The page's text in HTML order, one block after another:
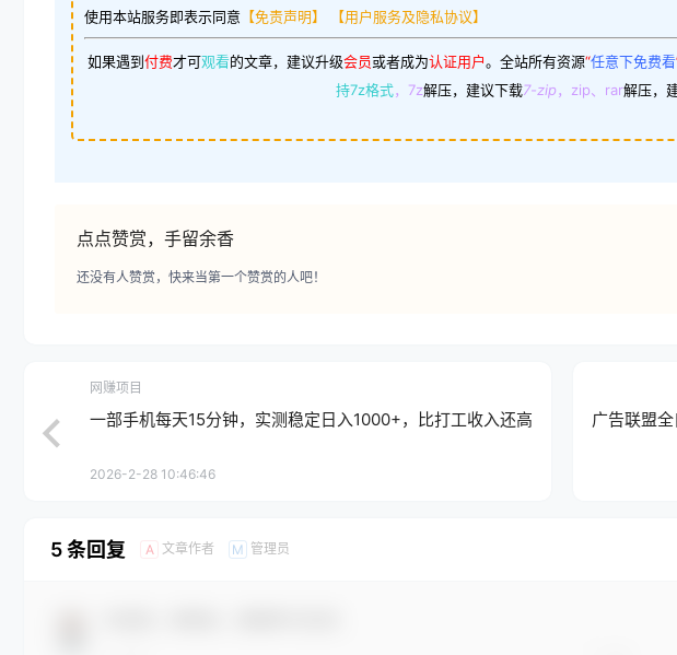
使用本站服务即表示同意 【免责声明】 【用户服务及隐私协议】
如果遇到付费才可观看的文章，建议升级会员或者成为认证用户。 全站所有资源“任意下免费看
持7z格式，7z解压，建议下载7-zip，zip、rar解压，
点点赞赏，手留余香
还没有人赞赏，快来当第一个赞赏的人吧！
网赚项目
一部手机每天15分钟，实测稳定日入1000+，比打工收入还高
2026-2-28 10:46:46
广告联盟
5 条回复 A 文章作者 M 管理员